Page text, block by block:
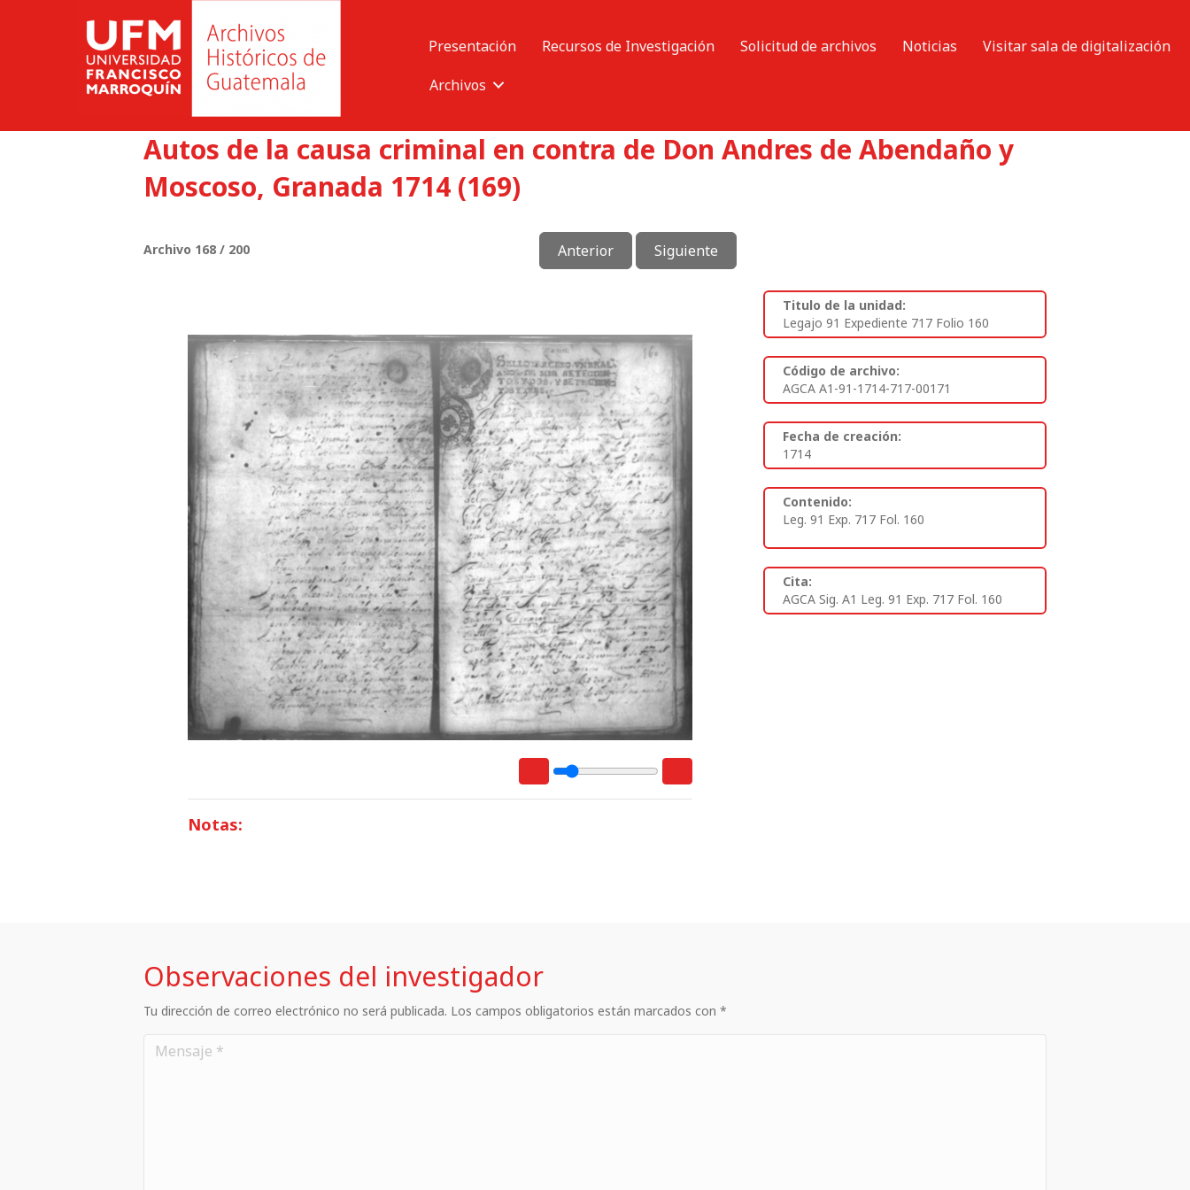
Presentación Recursos de Investigación Solicitud de archivos Noticias
Visitar sala de digitalización
Archivos
Autos de la causa criminal en contra de Don Andres de Abendaño y
Moscoso, Granada 1714 (169)
Archivo 168 / 200 Anterior Siguiente
Notas:
Titulo de la unidad:
Legajo 91 Expediente 717 Folio 160
Código de archivo:
AGCA A1-91-1714-717-00171
Fecha de creación:
1714
Contenido:
Leg. 91 Exp. 717 Fol. 160
Cita:
AGCA Sig. A1 Leg. 91 Exp. 717 Fol. 160
Observaciones del investigador
Tu dirección de correo electrónico no será publicada. Los campos obligatorios están marcados con *